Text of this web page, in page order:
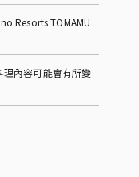
Resorts TOMAMU
內容可能會有所變